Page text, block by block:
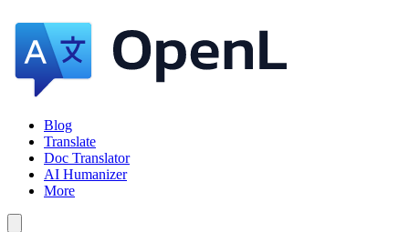
Blog
Translate
Doc Translator
AI Humanizer
More